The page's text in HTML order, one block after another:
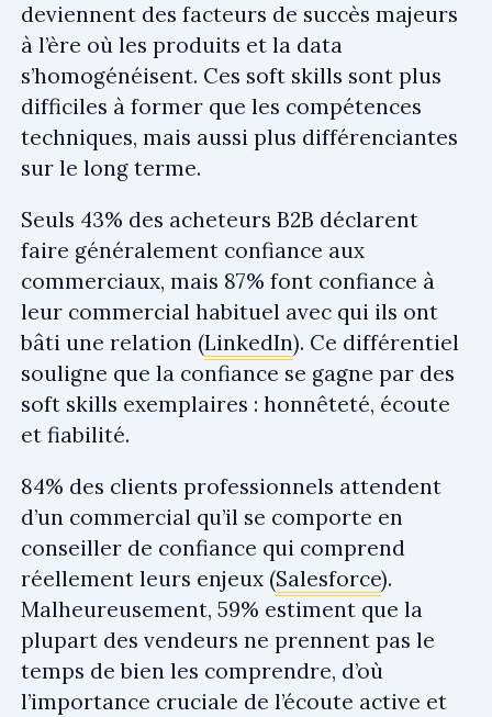
deviennent des facteurs de succès majeurs
à l’ère où les produits et la data
s’homogénéisent. Ces soft skills sont plus
difficiles à former que les compétences
techniques, mais aussi plus différenciantes
sur le long terme.
Seuls 43% des acheteurs B2B déclarent
faire généralement confiance aux
commerciaux, mais 87% font confiance à
leur commercial habituel avec qui ils ont
bâti une relation (LinkedIn). Ce différentiel
souligne que la confiance se gagne par des
soft skills exemplaires : honnêteté, écoute
et fiabilité.
84% des clients professionnels attendent
d’un commercial qu’il se comporte en
conseiller de confiance qui comprend
réellement leurs enjeux (Salesforce).
Malheureusement, 59% estiment que la
plupart des vendeurs ne prennent pas le
temps de bien les comprendre, d’où
l’importance cruciale de l’écoute active et